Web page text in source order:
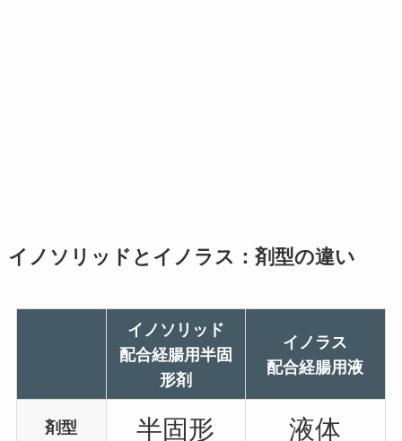
イノソリッドとイノラス：剤型の違い
イノソリッド
配合経腸用半固
形剤
イノラス
配合経腸用液
剤型 半固形 液体